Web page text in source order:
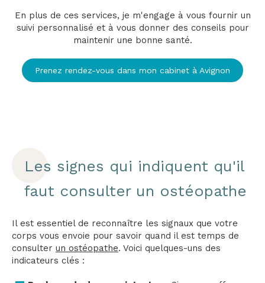
En plus de ces services, je m'engage à vous fournir un
suivi personnalisé et à vous donner des conseils pour
maintenir une bonne santé.
Prenez rendez-vous dans mon cabinet à Avignon
Les signes qui indiquent qu'il
faut consulter un ostéopathe
Il est essentiel de reconnaître les signaux que votre
corps vous envoie pour savoir quand il est temps de
consulter un ostéopathe. Voici quelques-uns des
indicateurs clés :